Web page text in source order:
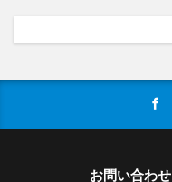
お問い合わせ